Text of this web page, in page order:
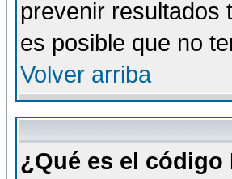
prevenir resultados
es posible que no
Volver arriba
¿Qué es el código